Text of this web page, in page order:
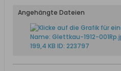
Angehängte Dateien